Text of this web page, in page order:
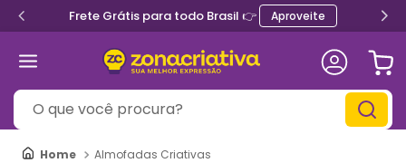
Frete Grátis para todo Brasil 👉 Aproveite
O que você procura?
Almofadas Criativas